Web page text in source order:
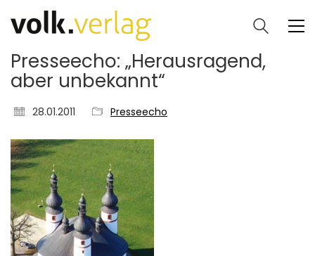
Presseecho: „Herausragend,
aber unbekannt“
28.01.2011 Presseecho